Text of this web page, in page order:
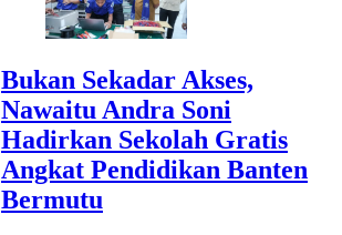
Bukan Sekadar Akses,
Nawaitu Andra Soni
Hadirkan Sekolah Gratis
Angkat Pendidikan Banten
Bermutu